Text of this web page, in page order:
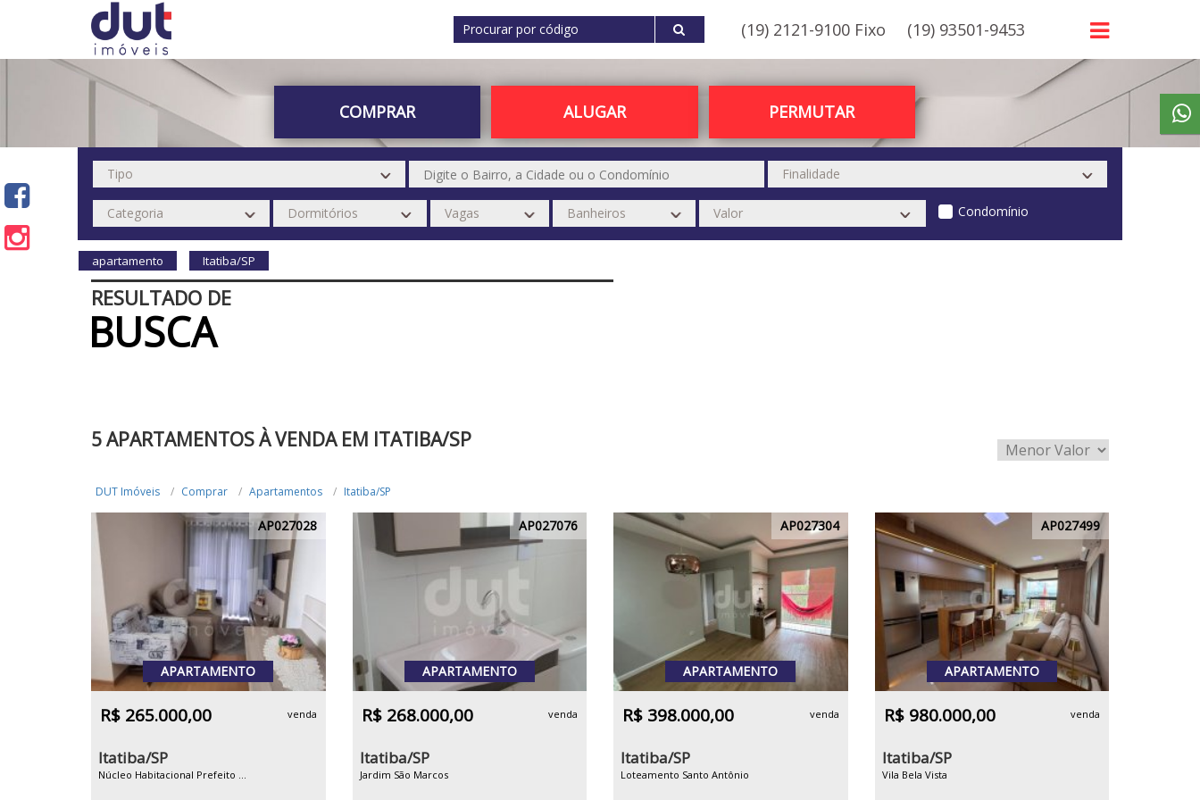
(19) 2121-9100 Fixo (19) 93501-9453
COMPRAR ALUGAR PERMUTAR
Condomínio
apartamento Itatiba/SP
RESULTADO DE
BUSCA
5 APARTAMENTOS À VENDA EM ITATIBA/SP
DUT Imóveis Comprar Apartamentos Itatiba/SP
AP027028
APARTAMENTO
R$ 265.000,00 venda
Itatiba/SP
Núcleo Habitacional Prefeito ...
AP027076
APARTAMENTO
R$ 268.000,00 venda
Itatiba/SP
Jardim São Marcos
AP027304
APARTAMENTO
R$ 398.000,00 venda
Itatiba/SP
Loteamento Santo Antônio
AP027499
APARTAMENTO
R$ 980.000,00 venda
Itatiba/SP
Vila Bela Vista